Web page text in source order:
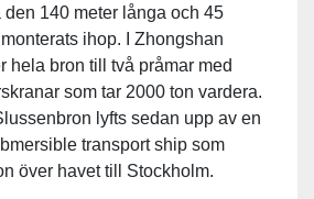
140 meter långa och 45
ihop. I Zhongshan
hela bron till två pråmar med
som tar 2000 ton vardera.
lyfts sedan upp av en
transport ship som
över havet till Stockholm.